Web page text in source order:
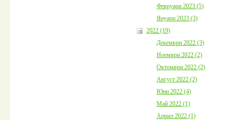
Февруари 2023 (5)
Януари 2023 (3)
2022 (19)
Декември 2022 (3)
Ноември 2022 (2)
Октомври 2022 (2)
Август 2022 (2)
Юни 2022 (4)
Май 2022 (1)
Април 2022 (1)